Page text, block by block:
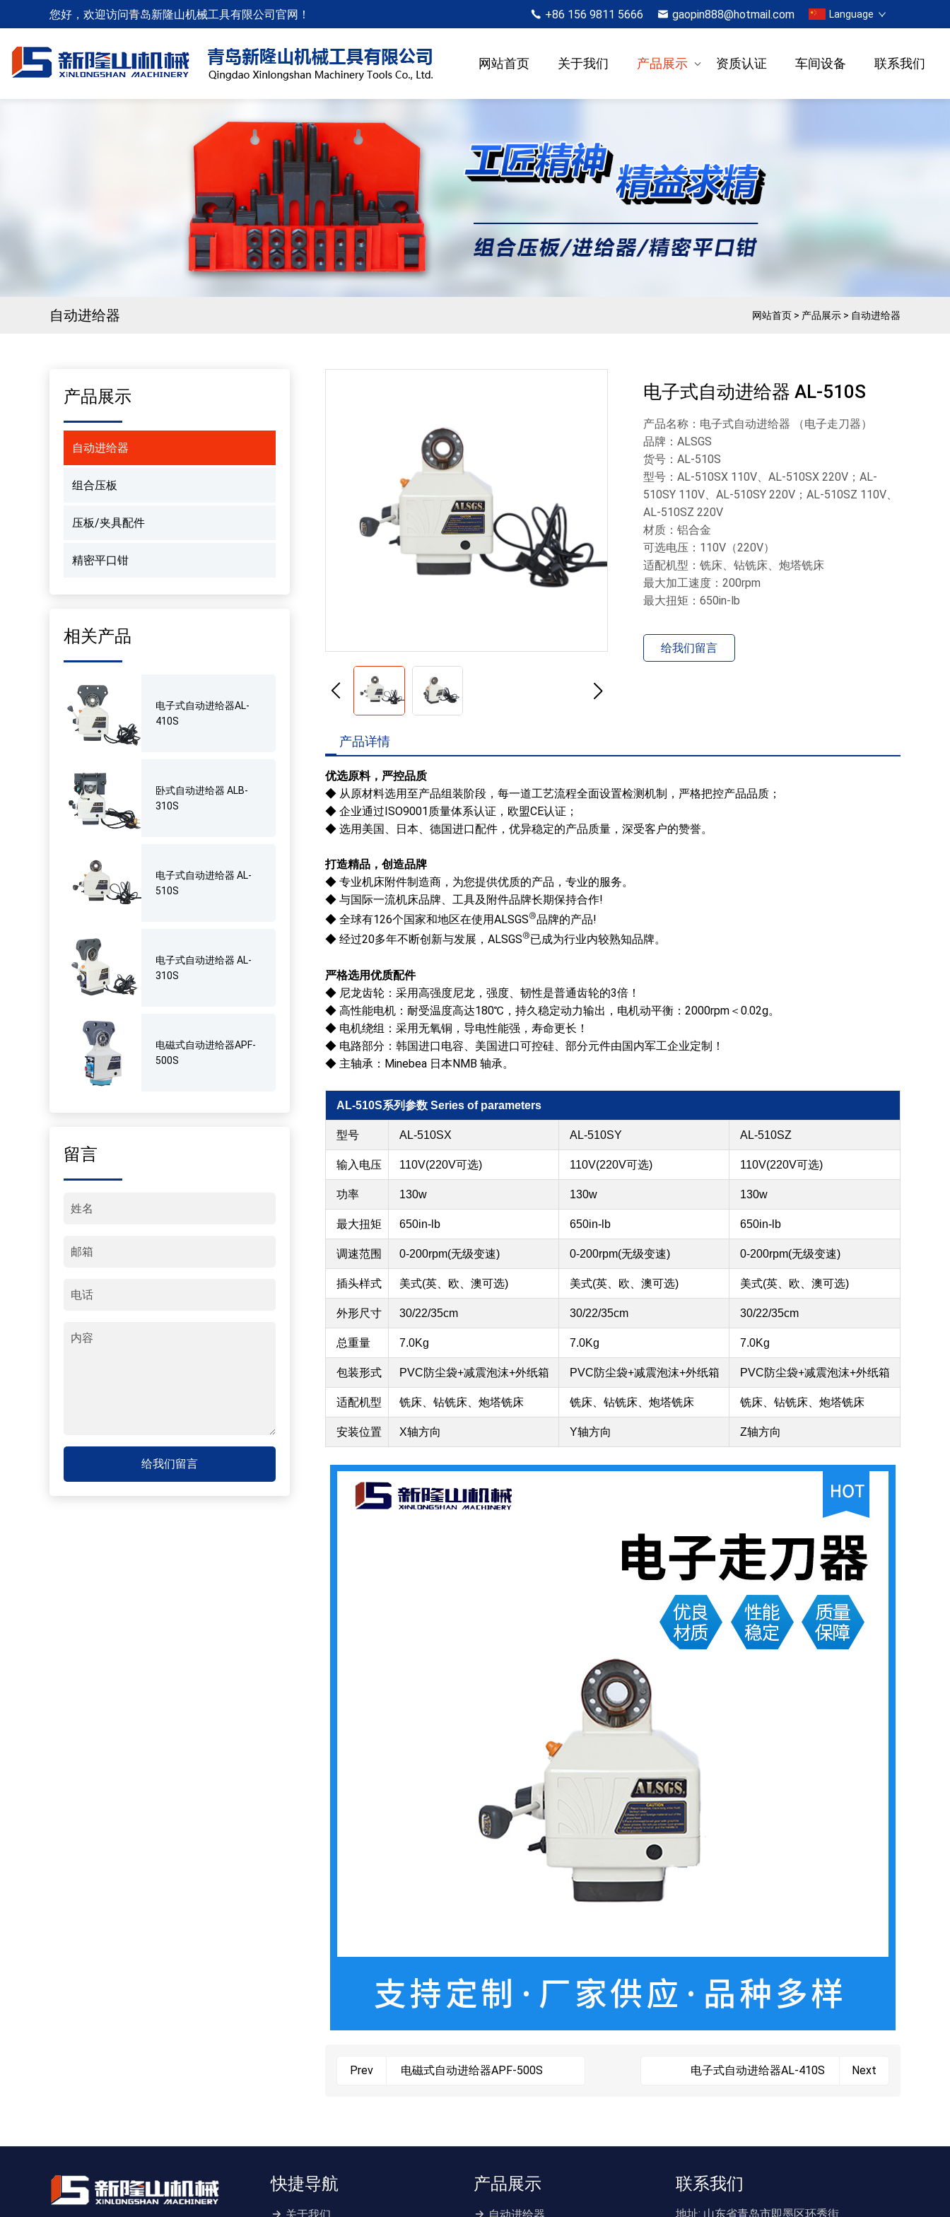
您好，欢迎访问青岛新隆山机械工具有限公司官网！ +86 156 9811 5666 gaopin888@hotmail.com Language
网站首页 关于我们 产品展示 资质认证 车间设备 联系我们
自动进给器 网站首页 > 产品展示 > 自动进给器
产品展示
自动进给器
组合压板
压板/夹具配件
精密平口钳
相关产品
电子式自动进给器AL-
410S
卧式自动进给器 ALB-
310S
电子式自动进给器 AL-
510S
电子式自动进给器 AL-
310S
电磁式自动进给器APF-
500S
留言
给我们留言
电子式自动进给器 AL-510S
产品名称：电子式自动进给器 （电子走刀器）
品牌：ALSGS
货号：AL-510S
型号：AL-510SX 110V、AL-510SX 220V；AL-
510SY 110V、AL-510SY 220V；AL-510SZ 110V、
AL-510SZ 220V
材质：铝合金
可选电压：110V（220V）
适配机型：铣床、钻铣床、炮塔铣床
最大加工速度：200rpm
最大扭矩：650in-lb
给我们留言
产品详情
优选原料，严控品质
◆ 从原材料选用至产品组装阶段，每一道工艺流程全面设置检测机制，严格把控产品品质；
◆ 企业通过ISO9001质量体系认证，欧盟CE认证；
◆ 选用美国、日本、德国进口配件，优异稳定的产品质量，深受客户的赞誉。
打造精品，创造品牌
◆ 专业机床附件制造商，为您提供优质的产品，专业的服务。
◆ 与国际一流机床品牌、工具及附件品牌长期保持合作!
◆ 全球有126个国家和地区在使用ALSGS®品牌的产品!
◆ 经过20多年不断创新与发展，ALSGS®已成为行业内较熟知品牌。
严格选用优质配件
◆ 尼龙齿轮：采用高强度尼龙，强度、韧性是普通齿轮的3倍！
◆ 高性能电机：耐受温度高达180℃，持久稳定动力输出，电机动平衡：2000rpm＜0.02g。
◆ 电机绕组：采用无氧铜，导电性能强，寿命更长！
◆ 电路部分：韩国进口电容、美国进口可控硅、部分元件由国内军工企业定制！
◆ 主轴承：Minebea 日本NMB 轴承。
AL-510S系列参数 Series of parameters
型号 AL-510SX AL-510SY AL-510SZ
输入电压 110V(220V可选) 110V(220V可选) 110V(220V可选)
功率 130w 130w 130w
最大扭矩 650in-lb 650in-lb 650in-lb
调速范围 0-200rpm(无级变速) 0-200rpm(无级变速) 0-200rpm(无级变速)
插头样式 美式(英、欧、澳可选) 美式(英、欧、澳可选) 美式(英、欧、澳可选)
外形尺寸 30/22/35cm 30/22/35cm 30/22/35cm
总重量 7.0Kg 7.0Kg 7.0Kg
包装形式 PVC防尘袋+减震泡沫+外纸箱 PVC防尘袋+减震泡沫+外纸箱 PVC防尘袋+减震泡沫+外纸箱
适配机型 铣床、钻铣床、炮塔铣床 铣床、钻铣床、炮塔铣床 铣床、钻铣床、炮塔铣床
安装位置 X轴方向 Y轴方向 Z轴方向
Prev 电磁式自动进给器APF-500S 电子式自动进给器AL-410S Next
快捷导航 产品展示 联系我们
地址: 山东省青岛市即墨区环秀街